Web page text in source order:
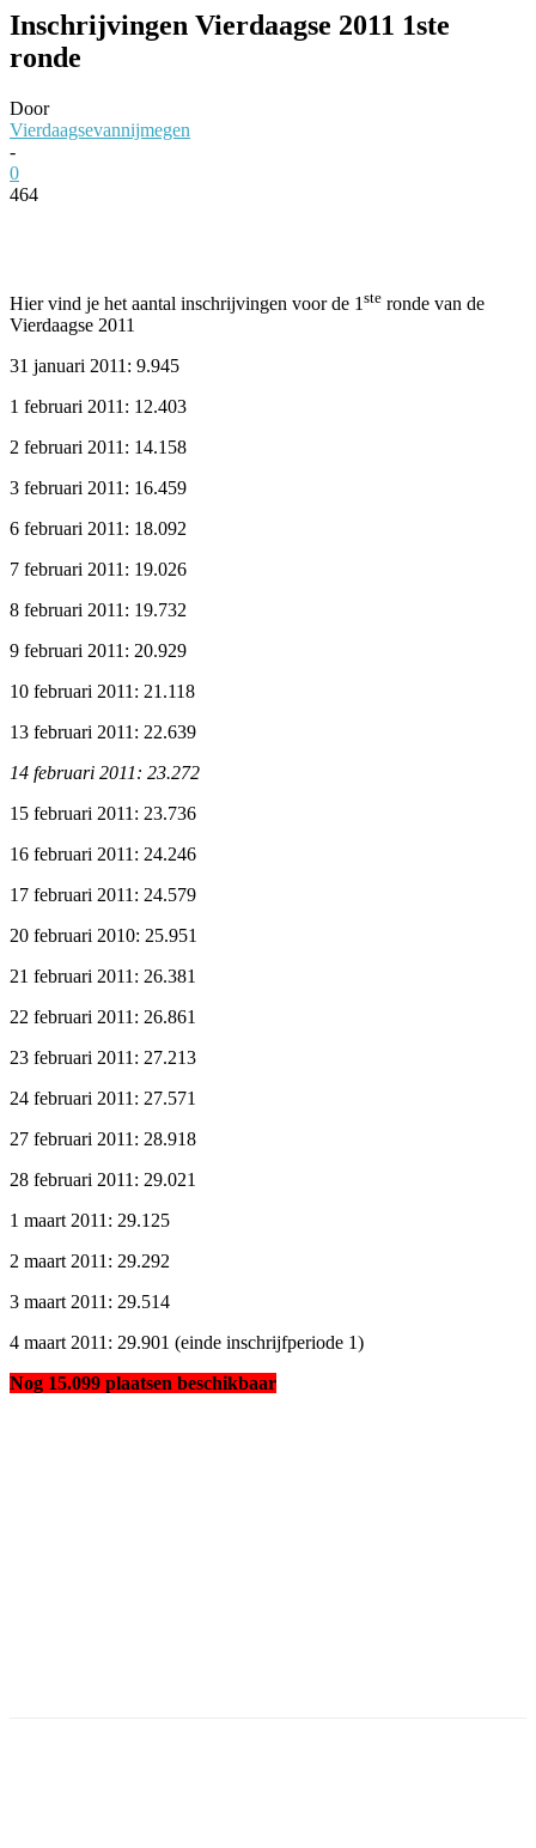
Inschrijvingen Vierdaagse 2011 1ste
ronde
Door
Vierdaagsevannijmegen
-
0
464
Hier vind je het aantal inschrijvingen voor de 1 ste ronde van de
Vierdaagse 2011
31 januari 2011: 9.945
1 februari 2011: 12.403
2 februari 2011: 14.158
3 februari 2011: 16.459
6 februari 2011: 18.092
7 februari 2011: 19.026
8 februari 2011: 19.732
9 februari 2011: 20.929
10 februari 2011: 21.118
13 februari 2011: 22.639
14 februari 2011: 23.272
15 februari 2011: 23.736
16 februari 2011: 24.246
17 februari 2011: 24.579
20 februari 2010: 25.951
21 februari 2011: 26.381
22 februari 2011: 26.861
23 februari 2011: 27.213
24 februari 2011: 27.571
27 februari 2011: 28.918
28 februari 2011: 29.021
1 maart 2011: 29.125
2 maart 2011: 29.292
3 maart 2011: 29.514
4 maart 2011: 29.901 (einde inschrijfperiode 1)
Nog 15.099 plaatsen beschikbaar